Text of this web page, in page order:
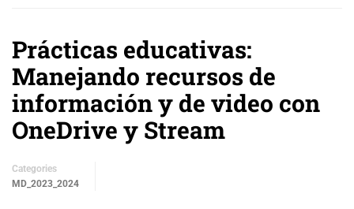
Prácticas educativas:
Manejando recursos de
información y de video con
OneDrive y Stream
Categories
MD_2023_2024